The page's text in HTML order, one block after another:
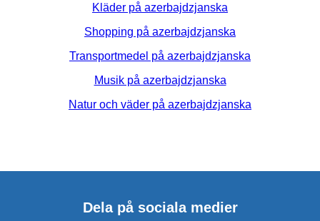
Kläder på azerbajdzjanska
Shopping på azerbajdzjanska
Transportmedel på azerbajdzjanska
Musik på azerbajdzjanska
Natur och väder på azerbajdzjanska
Dela på sociala medier